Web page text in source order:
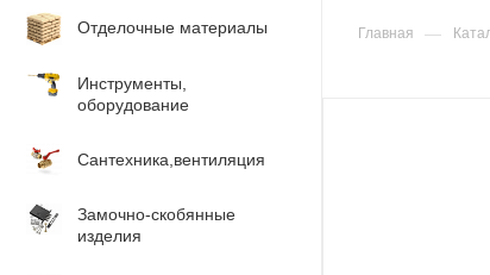
Отделочные материалы
Инструменты,
оборудование
Сантехника,вентиляция
Замочно-скобянные
изделия
Главная —